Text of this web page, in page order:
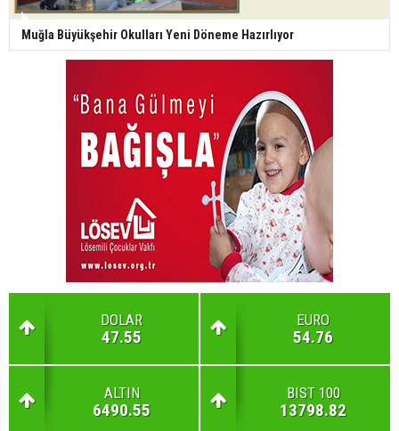
Muğla Büyükşehir Okulları Yeni Döneme Hazırlıyor
DOLAR
47.55
EURO
54.76
ALTIN
6490.55
BIST 100
13798.82